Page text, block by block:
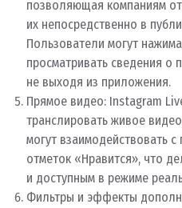
позволяющая компаниям
их непосредственно в
Пользователи могут
просматривать сведения о
не выходя из приложения.
Прямое видео: Instagram
транслировать живое
могут взаимодействовать
отметок «Нравится», что
и доступным в режиме
Фильтры и эффекты